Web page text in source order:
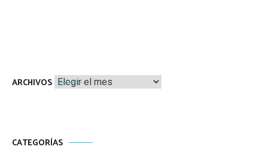
ARCHIVOS Archivos
CATEGORÍAS